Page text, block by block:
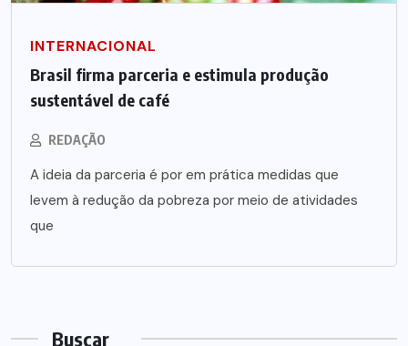
INTERNACIONAL
Brasil firma parceria e estimula produção
sustentável de café
REDAÇÃO
A ideia da parceria é por em prática medidas que
levem à redução da pobreza por meio de atividades
que
Buscar